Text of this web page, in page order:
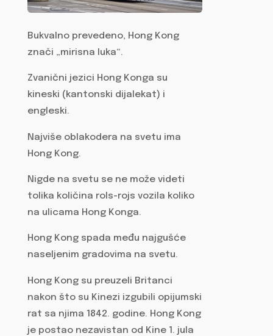
Bukvalno prevedeno, Hong Kong
znači „mirisna luka“.
Zvanični jezici Hong Konga su
kineski (kantonski dijalekat) i
engleski.
Najviše oblakodera na svetu ima
Hong Kong.
Nigde na svetu se ne može videti
tolika količina rols-rojs vozila koliko
na ulicama Hong Konga.
Hong Kong spada među najgušće
naseljenim gradovima na svetu.
Hong Kong su preuzeli Britanci
nakon što su Kinezi izgubili opijumski
rat sa njima 1842. godine. Hong Kong
je postao nezavistan od Kine 1. jula